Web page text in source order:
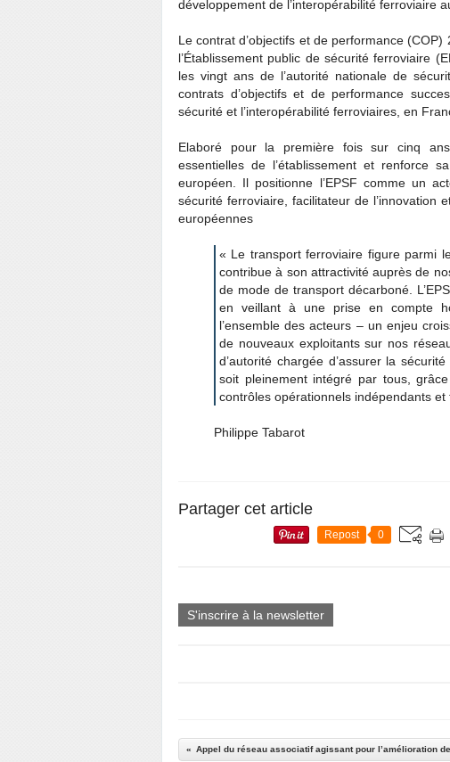
développement de l’interopérabilité ferroviaire
Le contrat d’objectifs et de performance
l’Établissement public de sécurité ferroviaire
les vingt ans de l’autorité nationale de
contrats d’objectifs et de performance
sécurité et l’interopérabilité ferroviaires, en
Elaboré pour la première fois sur cinq
essentielles de l’établissement et renforce
européen. Il positionne l’EPSF comme un
sécurité ferroviaire, facilitateur de l’innovation
européennes
« Le transport ferroviaire figure parmi
contribue à son attractivité auprès de
de mode de transport décarboné.
en veillant à une prise en compte
l’ensemble des acteurs – un enjeu
de nouveaux exploitants sur nos
d’autorité chargée d’assurer la
soit pleinement intégré par tous,
contrôles opérationnels indépendants
Philippe Tabarot
Partager cet article
Repost 0
S'inscrire à la newsletter